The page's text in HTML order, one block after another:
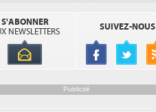
S'ABONNER
NEWSLETTERS
SUIVEZ-NOUS
Publicité